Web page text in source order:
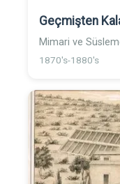
Geçmişten
Mimari ve
1870's-1880's